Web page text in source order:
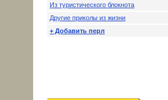
Из туристического блокнота
Другие приколы из жизни
+ Добавить перл